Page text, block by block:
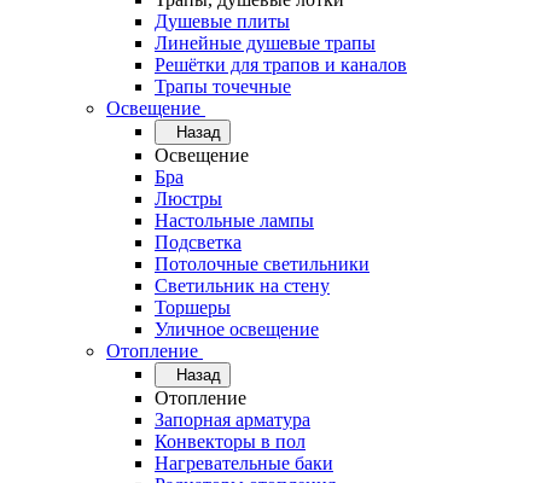
Душевые плиты
Линейные душевые трапы
Решётки для трапов и каналов
Трапы точечные
Освещение
Назад
Освещение
Бра
Люстры
Настольные лампы
Подсветка
Потолочные светильники
Светильник на стену
Торшеры
Уличное освещение
Отопление
Назад
Отопление
Запорная арматура
Конвекторы в пол
Нагревательные баки